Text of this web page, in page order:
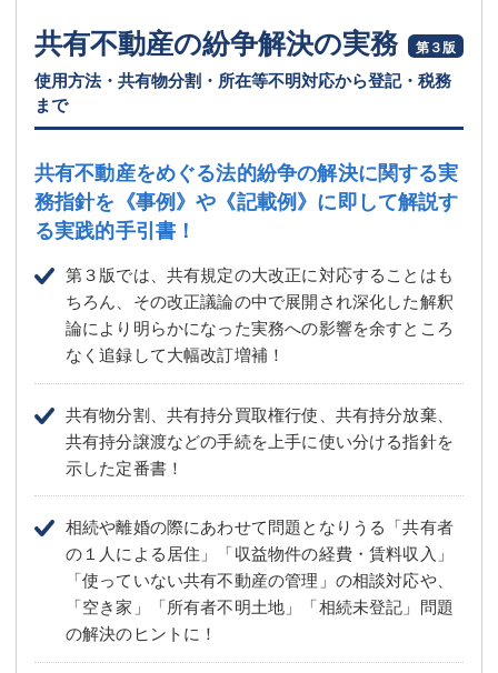
共有不動産の紛争解決の実務 第３版
使用方法・共有物分割・所在等不明対応から登記・税務
まで
共有不動産をめぐる法的紛争の解決に関する実
務指針を 《事例》や《記載例》に即して解説す
る実践的手引書！
第３版では、共有規定の大改正に対応することはも
ちろん、その改正議論の中で展開され深化した解釈
論により明らかになった実務への影響を余すところ
なく追録して大幅改訂増補！
共有物分割、共有持分買取権行使、共有持分放棄、
共有持分譲渡などの手続を上手に使い分ける指針を
示した定番書！
相続や離婚の際にあわせて問題となりうる「共有者
の１人による居住」「収益物件の経費・賃料収入」
「使っていない共有不動産の管理」の相談対応や、
「空き家」「所有者不明土地」「相続未登記」問題
の解決のヒントに！